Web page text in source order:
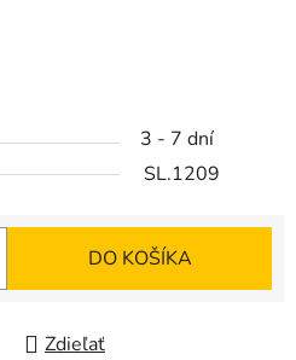
3 - 7 dní
SL.1209
DO KOŠÍKA
Zdieľať